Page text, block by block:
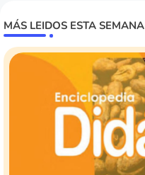
MÁS LEIDOS ESTA SEMANA